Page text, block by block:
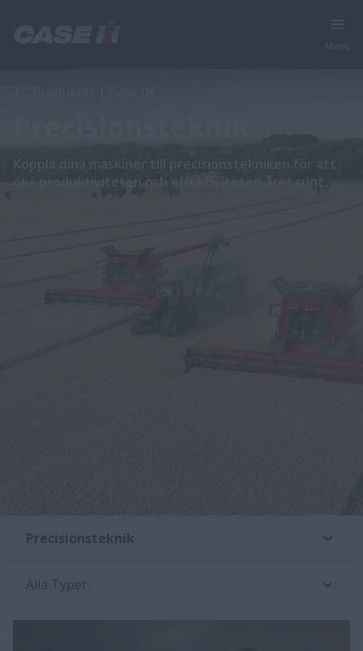
Koppla dina maskiner till precisionstekniken för att
öka produktiviteten och effektiviteten året runt.
Precisionsteknik
Alla Typer